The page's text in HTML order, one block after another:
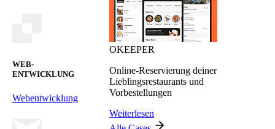
WEB-
ENTWICKLUNG
Webentwicklung
OKEEPER
Online-Reservierung deiner
Lieblingsrestaurants und
Vorbestellungen
Weiterlesen